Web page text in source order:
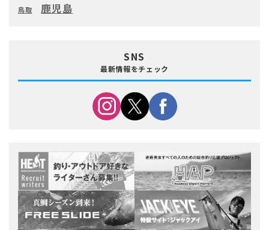
鳥取 鹿児島
SNS
最新情報をチェック